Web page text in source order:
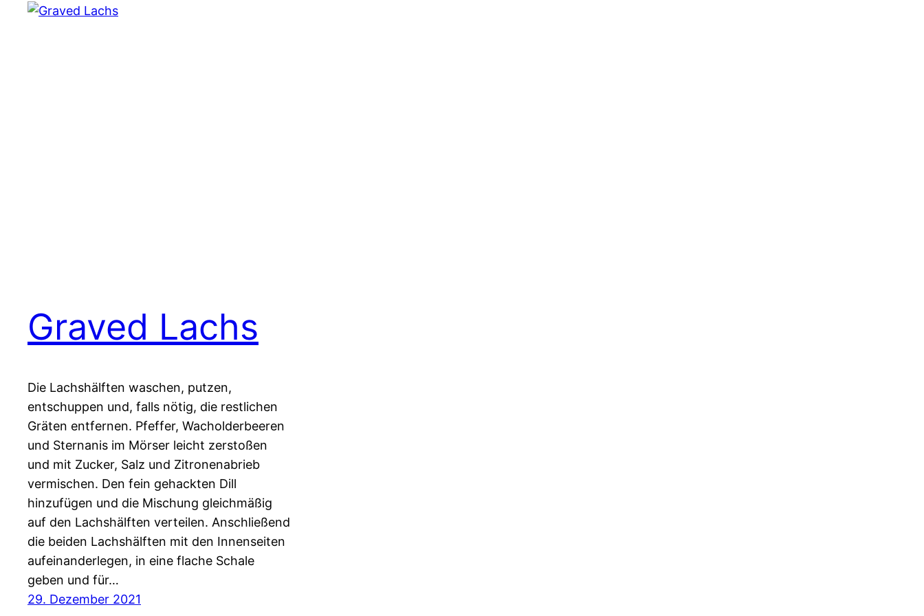
Graved Lachs
Die Lachshälften waschen, putzen,
entschuppen und, falls nötig, die restlichen
Gräten entfernen. Pfeffer, Wacholderbeeren
und Sternanis im Mörser leicht zerstoßen
und mit Zucker, Salz und Zitronenabrieb
vermischen. Den fein gehackten Dill
hinzufügen und die Mischung gleichmäßig
auf den Lachshälften verteilen. Anschließend
die beiden Lachshälften mit den Innenseiten
aufeinanderlegen, in eine flache Schale
geben und für…
29. Dezember 2021